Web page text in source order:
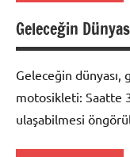
Foto
Galeri
Geleceğin
Geleceğin
motosikleti: Saatte
ulaşabilmesi